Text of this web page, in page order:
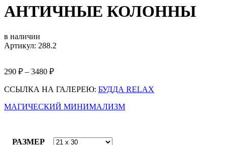
АНТИЧНЫЕ КОЛОННЫ
в наличии
Артикул: 288.2
290 ₽ – 3480 ₽
ССЫЛКА НА ГАЛЕРЕЮ: БУДДА RELAX
МАГИЧЕСКИЙ МИНИМАЛИЗМ
РАЗМЕР